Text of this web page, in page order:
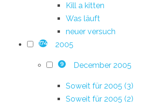
Kill a kitten
Was läuft
neuer versuch
174 2005
9 December 2005
Soweit für 2005 (3)
Soweit für 2005 (2)